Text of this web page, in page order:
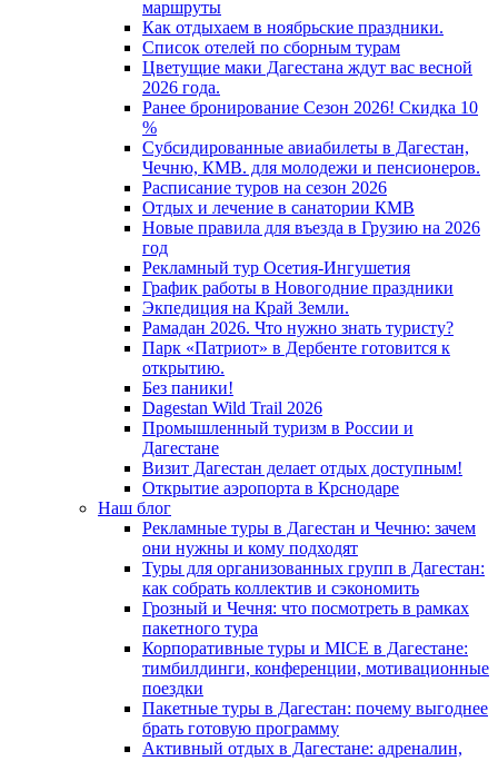
маршруты
Как отдыхаем в ноябрьские праздники.
Список отелей по сборным турам
Цветущие маки Дагестана ждут вас весной
2026 года.
Ранее бронирование Сезон 2026! Скидка 10
%
Субсидированные авиабилеты в Дагестан,
Чечню, КМВ. для молодежи и пенсионеров.
Расписание туров на сезон 2026
Отдых и лечение в санатории КМВ
Новые правила для въезда в Грузию на 2026
год
Рекламный тур Осетия-Ингушетия
График работы в Новогодние праздники
Экпедиция на Край Земли.
Рамадан 2026. Что нужно знать туристу?
Парк «Патриот» в Дербенте готовится к
открытию.
Без паники!
Dagestan Wild Trail 2026
Промышленный туризм в России и
Дагестане
Визит Дагестан делает отдых доступным!
Открытие аэропорта в Крснодаре
Наш блог
Рекламные туры в Дагестан и Чечню: зачем
они нужны и кому подходят
Туры для организованных групп в Дагестан:
как собрать коллектив и сэкономить
Грозный и Чечня: что посмотреть в рамках
пакетного тура
Корпоративные туры и MICE в Дагестане:
тимбилдинги, конференции, мотивационные
поездки
Пакетные туры в Дагестан: почему выгоднее
брать готовую программу
Активный отдых в Дагестане: адреналин,